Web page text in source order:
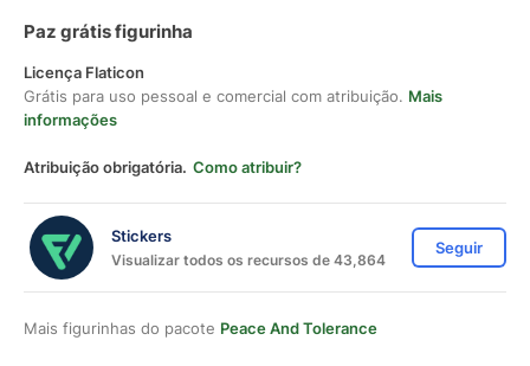
Paz grátis figurinha
Licença Flaticon
Grátis para uso pessoal e comercial com atribuição. Mais
informações
Atribuição obrigatória. Como atribuir?
Stickers
Visualizar todos os recursos de 43,864
Seguir
Mais figurinhas do pacote Peace And Tolerance